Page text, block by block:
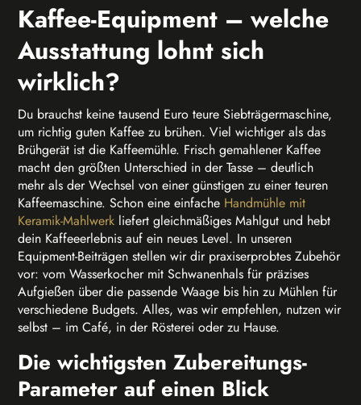
Kaffee-Equipment – welche
Ausstattung lohnt sich
wirklich?
Du brauchst keine tausend Euro teure Siebträgermaschine,
um richtig guten Kaffee zu brühen. Viel wichtiger als das
Brühgerät ist die Kaffeemühle. Frisch gemahlener Kaffee
macht den größten Unterschied in der Tasse – deutlich
mehr als der Wechsel von einer günstigen zu einer teuren
Kaffeemaschine. Schon eine einfache Handmühle mit
Keramik-Mahlwerk liefert gleichmäßiges Mahlgut und hebt
dein Kaffeeerlebnis auf ein neues Level. In unseren
Equipment-Beiträgen stellen wir dir praxiserprobtes Zubehör
vor: vom Wasserkocher mit Schwanenhals für präzises
Aufgießen über die passende Waage bis hin zu Mühlen für
verschiedene Budgets. Alles, was wir empfehlen, nutzen wir
selbst – im Café, in der Rösterei oder zu Hause.
Die wichtigsten Zubereitungs-
Parameter auf einen Blick